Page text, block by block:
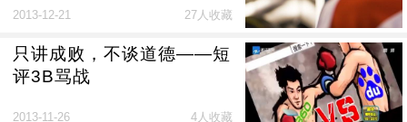
2013-12-21 27人收藏
只讲成败，不谈道德——短
评3B骂战
2013-11-26 4人收藏